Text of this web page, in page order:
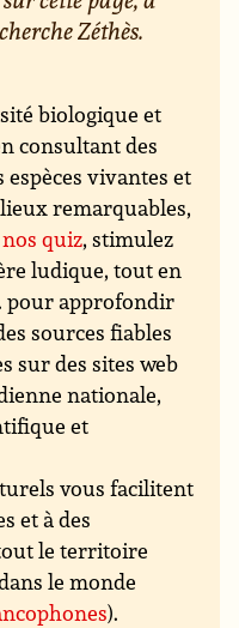
Zéthès.
biologique et
consultant des
vivantes et
remarquables,
nos quiz, stimulez
ludique, tout en
pour approfondir
sources fiables
sur des sites web
nationale,
et
vous facilitent
et à des
le territoire
le monde
).